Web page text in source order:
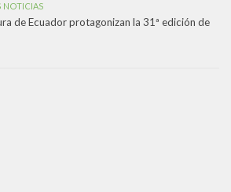
NOTICIAS
de Ecuador protagonizan la 31ª edición de